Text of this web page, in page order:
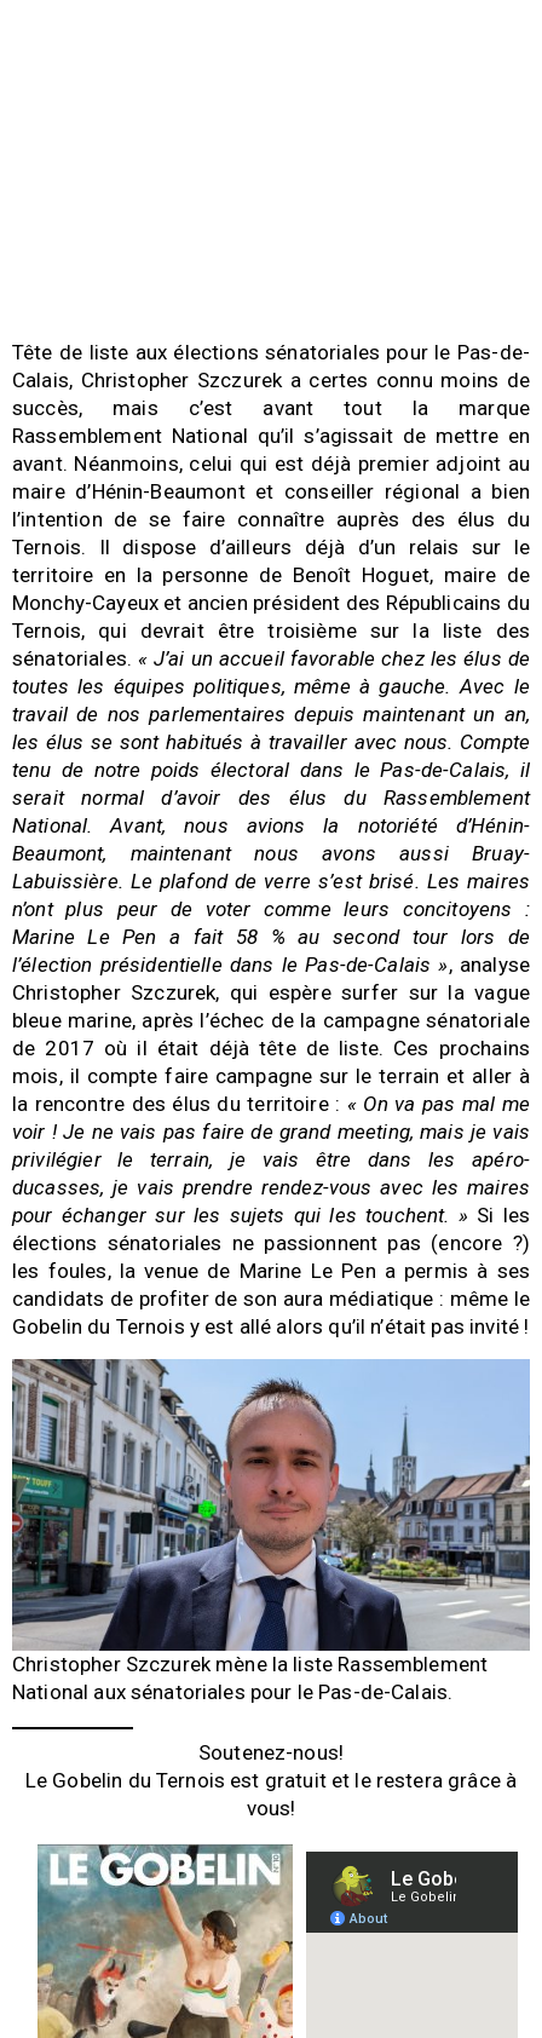
Tête de liste aux élections sénatoriales pour le Pas-de-
Calais, Christopher Szczurek a certes connu moins de
succès, mais c’est avant tout la marque
Rassemblement National qu’il s’agissait de mettre en
avant. Néanmoins, celui qui est déjà premier adjoint au
maire d’Hénin-Beaumont et conseiller régional a bien
l’intention de se faire connaître auprès des élus du
Ternois. Il dispose d’ailleurs déjà d’un relais sur le
territoire en la personne de Benoît Hoguet, maire de
Monchy-Cayeux et ancien président des Républicains du
Ternois, qui devrait être troisième sur la liste des
sénatoriales. « J’ai un accueil favorable chez les élus de
toutes les équipes politiques, même à gauche. Avec le
travail de nos parlementaires depuis maintenant un an,
les élus se sont habitués à travailler avec nous. Compte
tenu de notre poids électoral dans le Pas-de-Calais, il
serait normal d’avoir des élus du Rassemblement
National. Avant, nous avions la notoriété d’Hénin-
Beaumont, maintenant nous avons aussi Bruay-
Labuissière. Le plafond de verre s’est brisé. Les maires
n’ont plus peur de voter comme leurs concitoyens :
Marine Le Pen a fait 58 % au second tour lors de
l’élection présidentielle dans le Pas-de-Calais », analyse
Christopher Szczurek, qui espère surfer sur la vague
bleue marine, après l’échec de la campagne sénatoriale
de 2017 où il était déjà tête de liste. Ces prochains
mois, il compte faire campagne sur le terrain et aller à
la rencontre des élus du territoire : « On va pas mal me
voir ! Je ne vais pas faire de grand meeting, mais je vais
privilégier le terrain, je vais être dans les apéro-
ducasses, je vais prendre rendez-vous avec les maires
pour échanger sur les sujets qui les touchent. » Si les
élections sénatoriales ne passionnent pas (encore ?)
les foules, la venue de Marine Le Pen a permis à ses
candidats de profiter de son aura médiatique : même le
Gobelin du Ternois y est allé alors qu’il n’était pas invité !
Christopher Szczurek mène la liste Rassemblement
National aux sénatoriales pour le Pas-de-Calais.
Soutenez-nous!
Le Gobelin du Ternois est gratuit et le restera grâce à
vous!